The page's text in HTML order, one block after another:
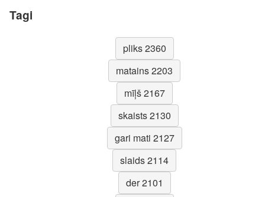
Tagi
pliks 2360
matains 2203
mīļš 2167
skaists 2130
gari mati 2127
slaids 2114
der 2101